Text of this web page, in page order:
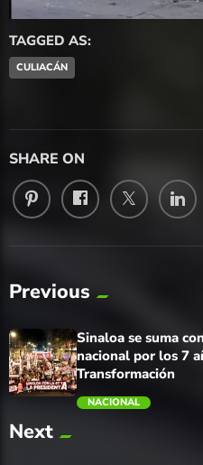
TAGGED AS:
CULIACÁN
SHARE ON
Previous
Sinaloa se suma
nacional por los 7
Transformación
NACIONAL
Next